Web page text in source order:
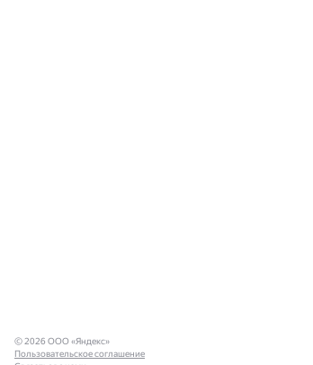
© 2026 ООО «Яндекс»
Пользовательское соглашение